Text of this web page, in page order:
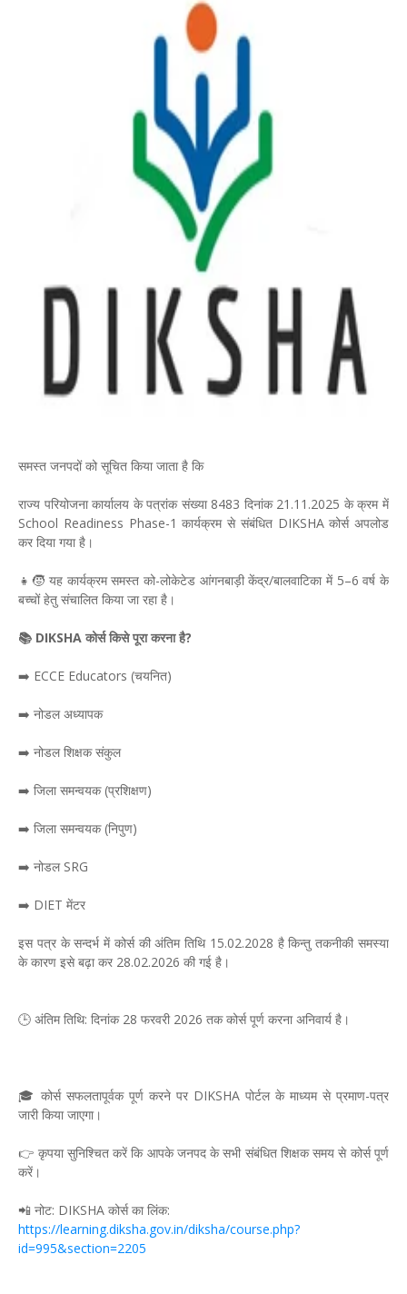
समस्त जनपदों को सूचित किया जाता है कि
राज्य परियोजना कार्यालय के पत्रांक संख्या 8483 दिनांक 21.11.2025 के क्रम में
School Readiness Phase-1 कार्यक्रम से संबंधित DIKSHA कोर्स अपलोड
कर दिया गया है।
👧🧒 यह कार्यक्रम समस्त को-लोकेटेड आंगनबाड़ी केंद्र/बालवाटिका में 5–6 वर्ष के
बच्चों हेतु संचालित किया जा रहा है।
📚 DIKSHA कोर्स किसे पूरा करना है?
➡️ ECCE Educators (चयनित)
➡️ नोडल अध्यापक
➡️ नोडल शिक्षक संकुल
➡️ जिला समन्वयक (प्रशिक्षण)
➡️ जिला समन्वयक (निपुण)
➡️ नोडल SRG
➡️ DIET मेंटर
इस पत्र के सन्दर्भ में कोर्स की अंतिम तिथि 15.02.2028 है किन्तु तकनीकी समस्या
के कारण इसे बढ़ा कर 28.02.2026 की गई है।
🕒 अंतिम तिथि: दिनांक 28 फरवरी 2026 तक कोर्स पूर्ण करना अनिवार्य है।
🎓 कोर्स सफलतापूर्वक पूर्ण करने पर DIKSHA पोर्टल के माध्यम से प्रमाण-पत्र
जारी किया जाएगा।
👉 कृपया सुनिश्चित करें कि आपके जनपद के सभी संबंधित शिक्षक समय से कोर्स पूर्ण
करें।
📲 नोट: DIKSHA कोर्स का लिंक:
https://learning.diksha.gov.in/diksha/course.php?
id=995&section=2205